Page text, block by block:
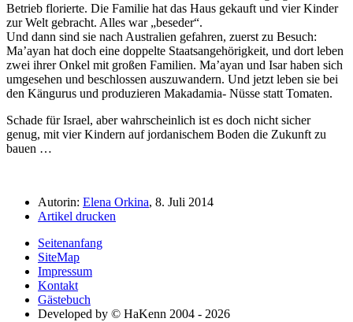
Betrieb florierte. Die Familie hat das Haus gekauft und vier Kinder
zur Welt gebracht. Alles war beseder .
Und dann sind sie nach Australien gefahren, zuerst zu Besuch:
Ma’ayan hat doch eine doppelte Staatsangehörigkeit, und dort leben
zwei ihrer Onkel mit großen Familien. Ma’ayan und Isar haben sich
umgesehen und beschlossen auszuwandern. Und jetzt leben sie bei
den Kängurus und produzieren Makadamia- Nüsse statt Tomaten.
Schade für Israel, aber wahrscheinlich ist es doch nicht sicher
genug, mit vier Kindern auf jordanischem Boden die Zukunft zu
bauen …
Autorin: Elena Orkina, 8. Juli 2014
Artikel drucken
Seitenanfang
SiteMap
Impressum
Kontakt
Gästebuch
Developed by © HaKenn 2004 - 2026